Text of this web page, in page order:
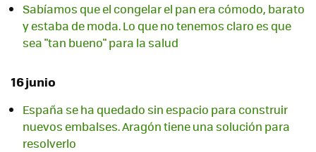
Sabíamos que el congelar el pan era cómodo, barato
y estaba de moda. Lo que no tenemos claro es que
sea "tan bueno" para la salud
16 junio
España se ha quedado sin espacio para construir
nuevos embalses. Aragón tiene una solución para
resolverlo